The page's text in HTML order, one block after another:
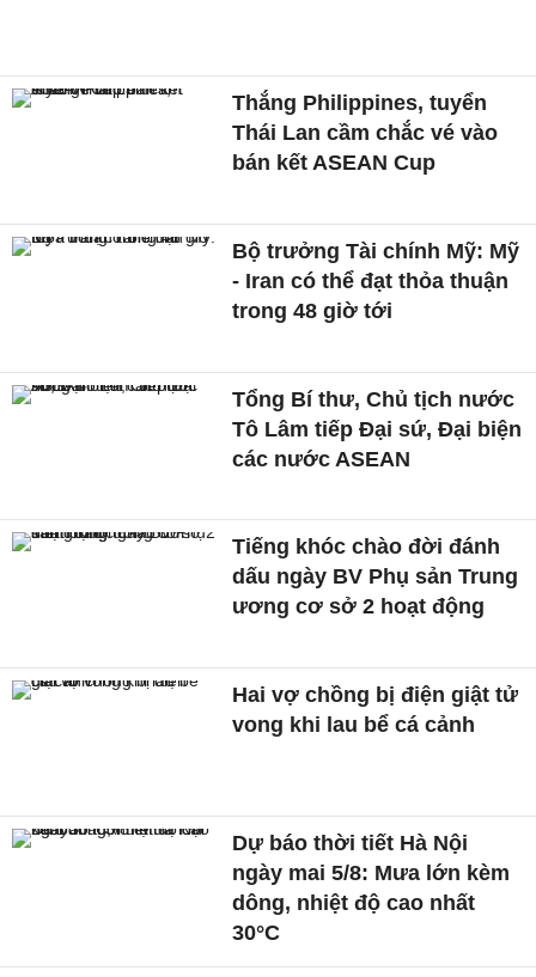
Thắng Philippines, tuyển
Thái Lan cầm chắc vé vào
bán kết ASEAN Cup
Bộ trưởng Tài chính Mỹ: Mỹ
- Iran có thể đạt thỏa thuận
trong 48 giờ tới
Tổng Bí thư, Chủ tịch nước
Tô Lâm tiếp Đại sứ, Đại biện
các nước ASEAN
Tiếng khóc chào đời đánh
dấu ngày BV Phụ sản Trung
ương cơ sở 2 hoạt động
Hai vợ chồng bị điện giật tử
vong khi lau bể cá cảnh
Dự báo thời tiết Hà Nội
ngày mai 5/8: Mưa lớn kèm
dông, nhiệt độ cao nhất
30°C